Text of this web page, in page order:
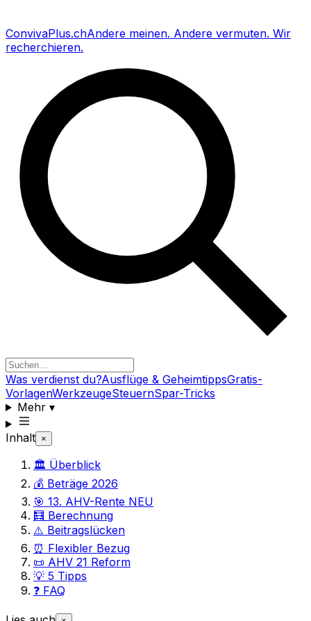
ConvivaPlus.chAndere meinen. Andere vermuten. Wir
recherchieren.
Was verdienst du?Ausflüge & GeheimtippsGratis-
VorlagenWerkzeugeSteuernSpar-Tricks
Mehr▾
Inhalt ×
🏛️ Überblick
💰 Beträge 2026
🎯 13. AHV-Rente NEU
🧮 Berechnung
⚠️ Beitragslücken
⏰ Flexibler Bezug
📜 AHV 21 Reform
💡 5 Tipps
❓ FAQ